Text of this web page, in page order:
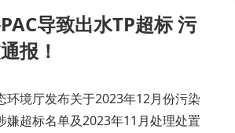
导致出水TP超标 污
报！
环境厅发布关于2023年12月份污染
嫌超标名单及2023年11月处理处置